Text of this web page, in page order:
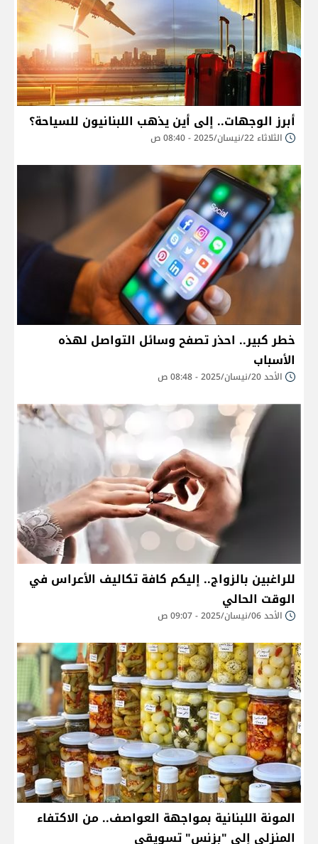
أبرز الوجهات.. إلى أين يذهب اللبنانيون للسياحة؟
الثلاثاء 22/نيسان/2025 - 08:40 ص
خطر كبير.. احذر تصفح وسائل التواصل لهذه
الأسباب
الأحد 20/نيسان/2025 - 08:48 ص
للراغبين بالزواج.. إليكم كافة تكاليف الأعراس في
الوقت الحالي
الأحد 06/نيسان/2025 - 09:07 ص
المونة اللبنانية بمواجهة العواصف.. من الاكتفاء
المنزلي إلى "بزنس" تسويقي